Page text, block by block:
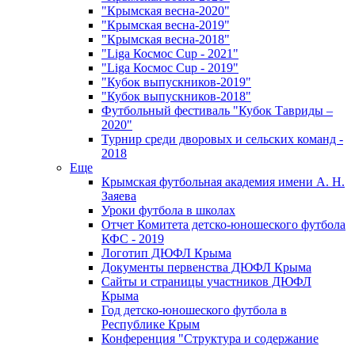
"Крымская весна-2020"
"Крымская весна-2019"
"Крымская весна-2018"
"Liga Космос Cup - 2021"
"Liga Космос Cup - 2019"
"Кубок выпускников-2019"
"Кубок выпускников-2018"
Футбольный фестиваль "Кубок Тавриды –
2020"
Турнир среди дворовых и сельских команд -
2018
Еще
Крымская футбольная академия имени А. Н.
Заяева
Уроки футбола в школах
Отчет Комитета детско-юношеского футбола
КФС - 2019
Логотип ДЮФЛ Крыма
Документы первенства ДЮФЛ Крыма
Сайты и страницы участников ДЮФЛ
Крыма
Год детско-юношеского футбола в
Республике Крым
Конференция "Структура и содержание